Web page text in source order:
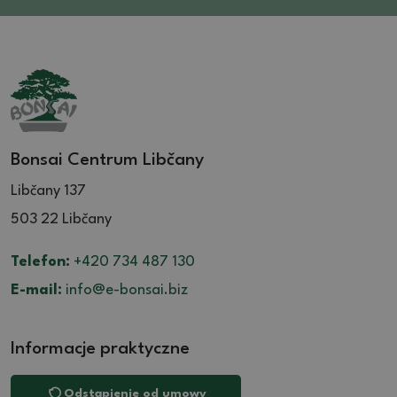
26 (11)
28 (3)
28.5 (3)
30 (1)
Bonsai Centrum Libčany
Libčany 137
503 22 Libčany
Telefon: +420 734 487 130
E-mail: info@e-bonsai.biz
Informacje praktyczne
Odstąpienie od umowy